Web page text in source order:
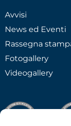
Avvisi
News ed Eventi
Rassegna
Fotogallery
Videogallery